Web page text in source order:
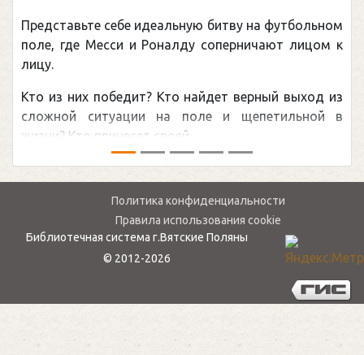
битву на футбольном
соперничают лицом к
Кто найдет верный выход из
на поле и щепетильной в
своей ...
обсуждаемая
мире.Перед сезоном
Политика конфиденциальности
Правила использования cookie
Библиотечная система г.Вятские Поляны
© 2012-2026